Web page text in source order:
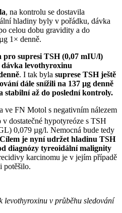
, na kontrolu se dostavila
hladiny byly v pořádku, dávka
celou dobu gravidity a do
1× denně.
pro supresi TSH (0,07 mIU⁠/⁠l)
levothyroxinu
. I tak byla suprese TSH ještě
dále snížili na 137 µg denně
stabilní až do poslední kontroly.
ve FN Motol s negativním nálezem
dostatečné hypotyreóze s TSH
0,079 µg⁠/⁠l. Nemocná bude tedy
Cílem je nyní udržet hladinu TSH
diagnózy tyreoidální malignity
karcinomu je v jejím případě
potěšilo.
levothyroxinu v průběhu sledování